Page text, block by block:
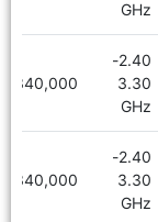
GHz
2.40-
3.30
GHz
5,340,000
2.40-
3.30
GHz
5,340,000